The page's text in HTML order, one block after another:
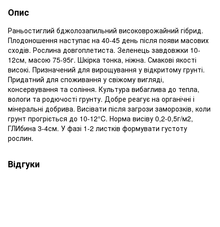
Опис
Раньостиглий бджолозапильний високоврожайний гібрид.
Плодоношення наступає на 40-45 день після появи масових
сходів. Рослина довгоплетиста. Зеленець завдовжки 10-
12см, масою 75-95г. Шкірка тонка, ніжна. Смакові якості
високі. Призначений для вирощування у відкритому грунті.
Придатний для споживання у свіжому вигляді,
консервування та соління. Культура вибаглива до тепла,
вологи та родючості грунту. Добре реагує на органічні і
мінеральні добрива. Висівати після загрози заморозків, коли
грунт прогріється до 10-12°C. Норма висіву 0,2-0,5г/м2,
ГЛИбина 3-4см. У фазі 1-2 листків формувати густоту
рослин.
Відгуки